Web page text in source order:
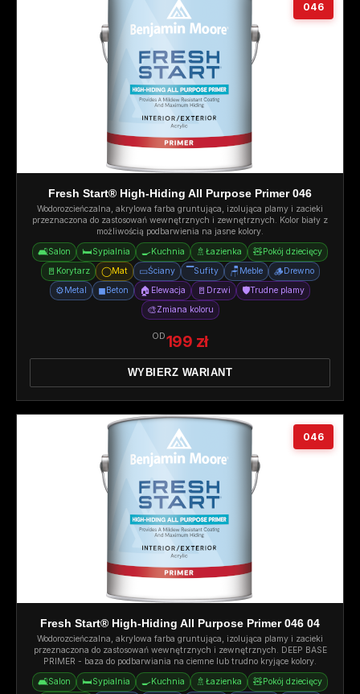
046
Fresh Start® High-Hiding All Purpose Primer 046
Wodorozcieńczalna, akrylowa farba gruntująca, izolująca plamy i zacieki
przeznaczona do zastosowań wewnętrznych i zewnętrznych. Kolor biały z
możliwością podbarwienia na jasne kolory.
🛋️Salon 🛏️Sypialnia 🍳Kuchnia 🚿 Łazienka 🧸Pokój dziecięcy
🚪 Korytarz ◯Mat ▭Ściany ▔Sufity 🪑 Meble 🪵Drewno
⚙️Metal ◼Beton 🏠 Elewacja 🚪 Drzwi 🛡️Trudne plamy
🎨Zmiana koloru
OD199 zł
WYBIERZ WARIANT
046
Fresh Start® High-Hiding All Purpose Primer 046 04
Wodorozcieńczalna, akrylowa farba gruntująca, izolująca plamy i zacieki
przeznaczona do zastosowań wewnętrznych i zewnętrznych. DEEP BASE
PRIMER - baza do podbarwiania na ciemne lub trudno kryjące kolory.
🛋️Salon 🛏️Sypialnia 🍳Kuchnia 🚿 Łazienka 🧸Pokój dziecięcy